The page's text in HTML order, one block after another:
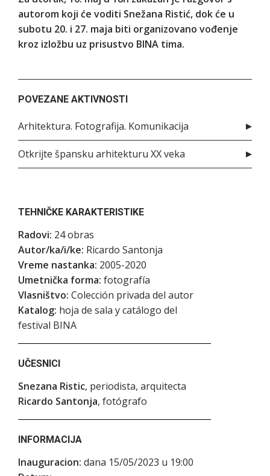
autorom koji će voditi Snežana Ristić, dok će u
subotu 20. i 27. maja biti organizovano vođenje
kroz izložbu uz prisustvo BINA tima.
POVEZANE AKTIVNOSTI
Arhitektura. Fotografija. Komunikacija
Otkrijte špansku arhitekturu XX veka
TEHNIČKE KARAKTERISTIKE
Radovi: 24 obras
Autor/ka/i/ke: Ricardo Santonja
Vreme nastanka: 2005-2020
Umetnička forma: fotografía
Vlasništvo: Colección privada del autor
Katalog: hoja de sala y catálogo del
festival BINA
UČESNICI
Snezana Ristic, periodista, arquitecta
Ricardo Santonja, fotógrafo
INFORMACIJA
Inauguracion: dana 15/05/2023 u 19:00